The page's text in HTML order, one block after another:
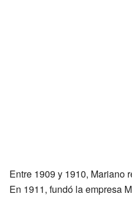
Entre 1909 y 1910, Mariano
En 1911, fundó la empresa